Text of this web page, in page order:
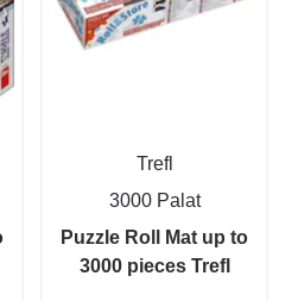
Trefl
3000 Palat
Puzzle Roll Mat up to
3000 pieces Trefl